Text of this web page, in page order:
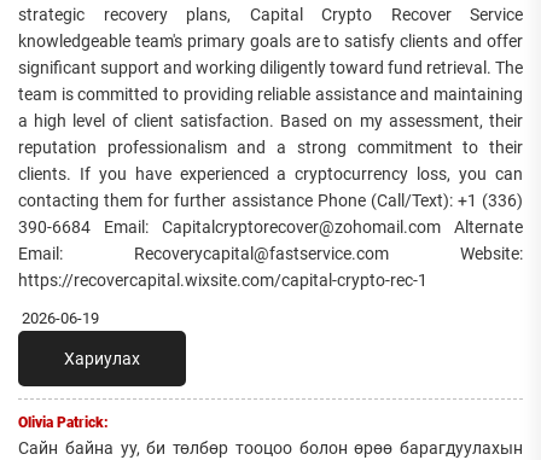
strategic recovery plans, Capital Crypto Recover Service
knowledgeable team's primary goals are to satisfy clients and offer
significant support and working diligently toward fund retrieval. The
team is committed to providing reliable assistance and maintaining
a high level of client satisfaction. Based on my assessment, their
reputation professionalism and a strong commitment to their
clients. If you have experienced a cryptocurrency loss, you can
contacting them for further assistance Phone (Call/Text): +1 (336)
390-6684 Email: Capitalcryptorecover@zohomail.com Alternate
Email: Recoverycapital@fastservice.com Website:
https://recovercapital.wixsite.com/capital-crypto-rec-1
2026-06-19
Хариулах
Olivia Patrick:
Сайн байна уу, би төлбөр тооцоо болон өрөө барагдуулахын